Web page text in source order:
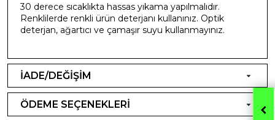
30 derece sıcaklıkta hassas yıkama yapılmalıdır.
Renklilerde renkli ürün deterjanı kullanınız. Optik
deterjan, ağartıcı ve çamaşır suyu kullanmayınız.
İADE/DEĞİŞİM
ÖDEME SEÇENEKLERİ